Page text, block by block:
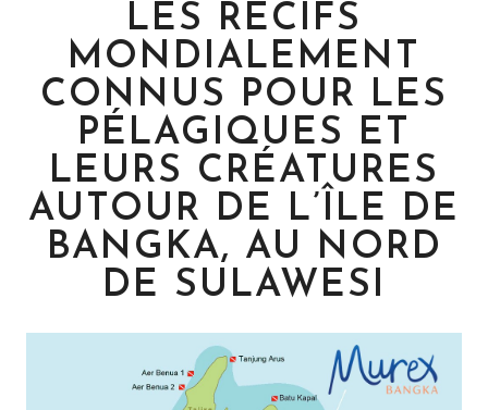
LES RÉCIFS
MONDIALEMENT
CONNUS POUR LES
PÉLAGIQUES ET
LEURS CRÉATURES
AUTOUR DE L’ÎLE DE
BANGKA, AU NORD
DE SULAWESI